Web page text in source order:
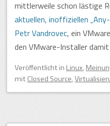
mittlerweile schon lästige
aktuellen, inoffiziellen
Petr Vandrovec, ein
den VMware-Installer
Veröffentlichtin Linux,
mitClosed Source,